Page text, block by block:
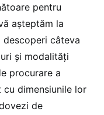
pentru
așteptăm la
câteva
şi modalităţi
procurare a
dimensiunile lor
de